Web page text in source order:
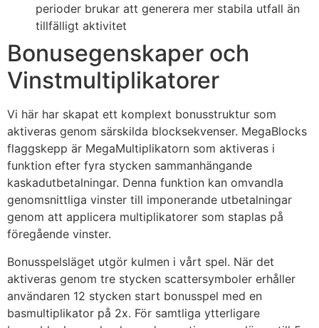
perioder brukar att generera mer stabila utfall än
tillfälligt aktivitet
Bonusegenskaper och
Vinstmultiplikatorer
Vi här har skapat ett komplext bonusstruktur som
aktiveras genom särskilda blocksekvenser. MegaBlocks
flaggskepp är MegaMultiplikatorn som aktiveras i
funktion efter fyra stycken sammanhängande
kaskadutbetalningar. Denna funktion kan omvandla
genomsnittliga vinster till imponerande utbetalningar
genom att applicera multiplikatorer som staplas på
föregående vinster.
Bonusspelsläget utgör kulmen i vårt spel. När det
aktiveras genom tre stycken scattersymboler erhåller
användaren 12 stycken start bonusspel med en
basmultiplikator på 2x. För samtliga ytterligare